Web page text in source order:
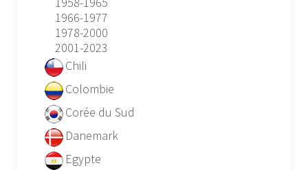
1966-1977
1978-2000
2001-2023
Chili
Colombie
Corée du Sud
Danemark
Egypte